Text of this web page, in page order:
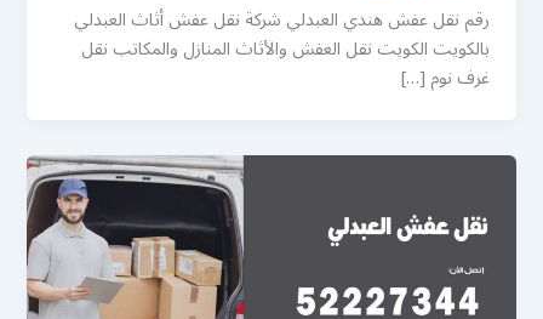
رقم نقل عفش هندي العبدلي شركة نقل عفش أثاث العبدلي
بالكويت الكويت نقل العفش والأثاث المنازل والمكاتب نقل
غرف نوم […]